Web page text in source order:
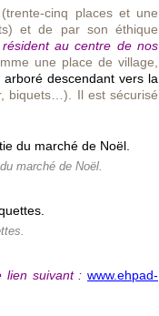
cinq places et une
et de par son éthique
au centre de nos
une place de village,
arboré descendant vers la
biquets…). Il est sécurisé
marché de Noël.
lien suivant : www.ehpad-